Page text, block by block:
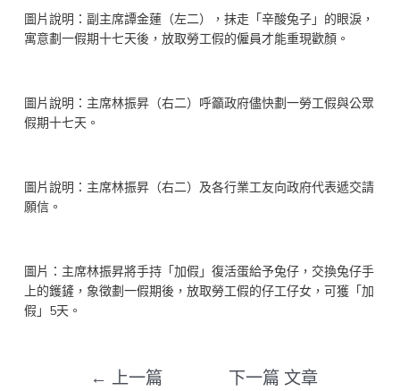
圖片說明：副主席譚金蓮（左二），抹走「辛酸兔子」的眼淚，
寓意劃一假期十七天後，放取勞工假的僱員才能重現歡顏。
圖片說明：主席林振昇（右二）呼籲政府儘快劃一勞工假與公眾
假期十七天。
圖片說明：主席林振昇（右二）及各行業工友向政府代表遞交請
願信。
圖片：主席林振昇將手持「加假」復活蛋給予兔仔，交換兔仔手
上的鑊鏟，象徵劃一假期後，放取勞工假的仔工仔女，可獲「加
假」5天。
← 上一篇
下一篇 文章